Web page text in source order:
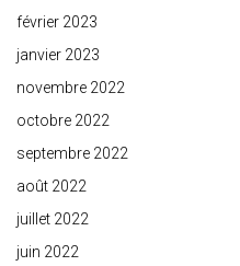
février 2023
janvier 2023
novembre 2022
octobre 2022
septembre 2022
août 2022
juillet 2022
juin 2022